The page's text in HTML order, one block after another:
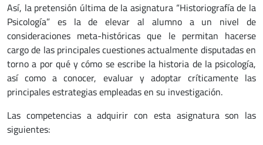
Así, la pretensión última de la asignatura “Historiografía de la
Psicología” es la de elevar al alumno a un nivel de
consideraciones meta-históricas que le permitan hacerse
cargo de las principales cuestiones actualmente disputadas en
torno a por qué y cómo se escribe la historia de la psicología,
así como a conocer, evaluar y adoptar críticamente las
principales estrategias empleadas en su investigación.
Las competencias a adquirir con esta asignatura son las
siguientes: